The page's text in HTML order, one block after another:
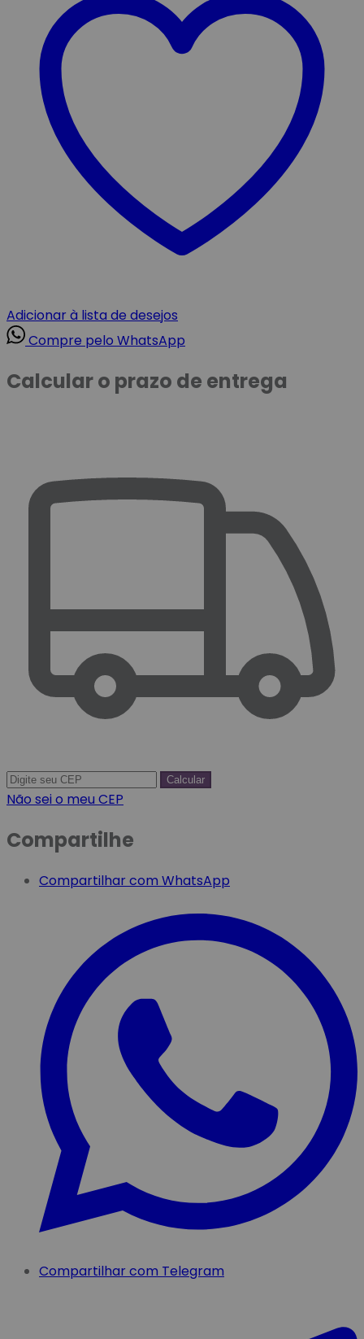
Adicionar à lista de desejos
Compre pelo WhatsApp
Calcular o prazo de entrega
Calcular
Não sei o meu CEP
Compartilhe
Compartilhar com WhatsApp
Compartilhar com Telegram